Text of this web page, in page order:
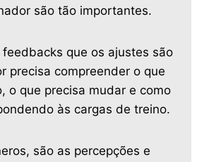
são tão importantes.
que os ajustes são
precisa compreender o que
o que precisa mudar e como
às cargas de treino.
são as percepções e